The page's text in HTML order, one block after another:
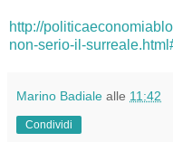
http://
non-serio-il-
Marino Badiale alle 11:42
Condividi